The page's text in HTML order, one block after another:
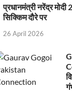
प्रधानमंत्री नरेंद्र
सिक्किम दौरे पर
26 April 2026